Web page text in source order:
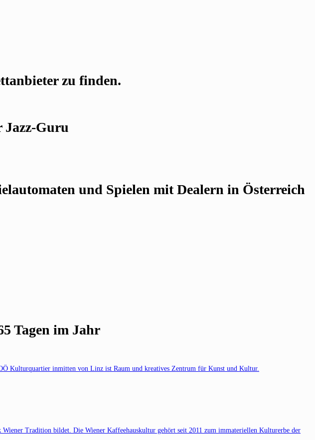
zu finden.
Jazz-Guru
und Spielen mit Dealern in Österreich
Tagen im Jahr
Kulturquartier inmitten von Linz ist Raum und kreatives Zentrum für Kunst und Kultur.
Tradition bildet. Die Wiener Kaffeehauskultur gehört seit 2011 zum immateriellen Kulturerbe der